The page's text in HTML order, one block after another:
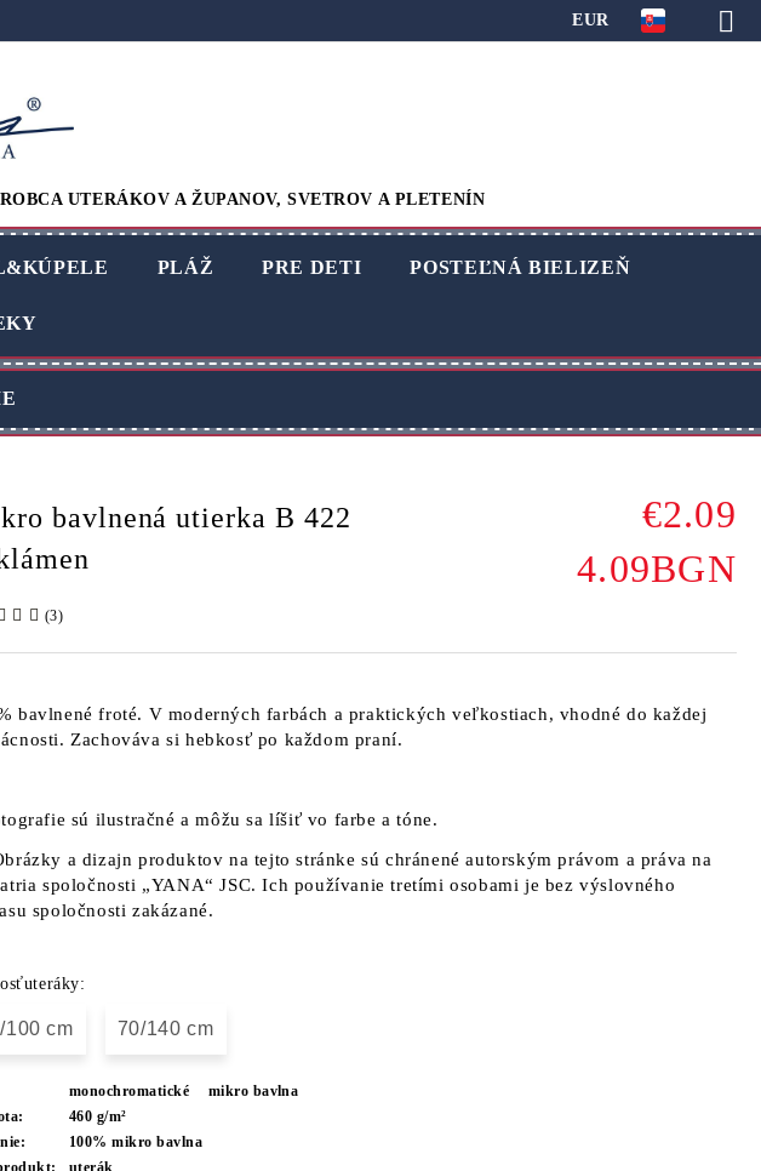
EUR
UTERÁKOV A ŽUPANOV, SVETROV A PLETENÍN
PLÁŽ PRE DETI POSTEĽNÁ BIELIZEŇ
bavlnená utierka B 422
€2.09
4.09BGN
(3)
bavlnené froté. V moderných farbách a praktických veľkostiach, vhodné do každej
Zachováva si hebkosť po každom praní.
sú ilustračné a môžu sa líšiť vo farbe a tóne.
a dizajn produktov na tejto stránke sú chránené autorským právom a práva na
spoločnosti „YANA“ JSC. Ich používanie tretími osobami je bez výslovného
spoločnosti zakázané.
100 cm 70/140 cm
monochromatické
mikro bavlna
460 g/m²
100% mikro bavlna
uterák